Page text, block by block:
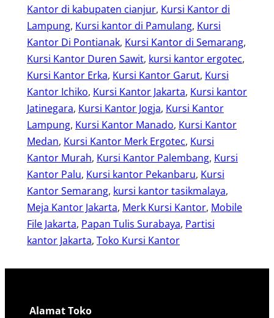
Kantor di kabupaten cianjur, Kursi Kantor di
Lampung, Kursi kantor di Pamulang, Kursi
Kantor Di Pontianak, Kursi Kantor di Semarang
Kursi Kantor Duren Sawit, kursi kantor ergotec
Kursi Kantor Erka, Kursi Kantor Garut, Kursi
Kantor Ichiko, Kursi Kantor Jakarta, Kursi kantor
Jatinegara, Kursi Kantor Jogja, Kursi Kantor
Lampung, Kursi Kantor Manado, Kursi Kantor
Medan, Kursi Kantor Merk Ergotec, Kursi
Kantor Murah, Kursi Kantor Palembang, Kursi
Kantor Palu, Kursi kantor Pekanbaru, Kursi
Kantor Semarang, kursi kantor tasikmalaya
Meja Kantor Jakarta, Merk Kursi Kantor, Mobile
File Jakarta, Papan Tulis Surabaya, Partisi
kantor Jakarta, Toko Kursi Kantor
Alamat Toko